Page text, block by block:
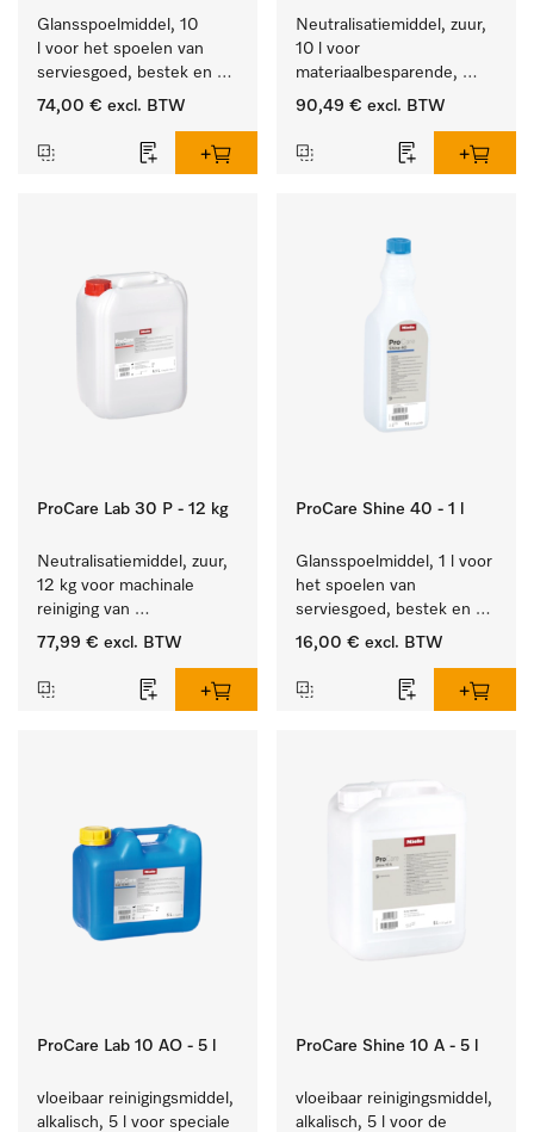
Glansspoelmiddel, 10
l voor het spoelen van
serviesgoed, bestek en
ideaal voor glazen.
74,00 € excl. BTW
Neutralisatiemiddel, zuur,
10 l voor
materiaalbesparende,
machinale reiniging van
gerei.
90,49 € excl. BTW
ProCare Lab 30 P - 12 kg
Neutralisatiemiddel, zuur,
12 kg voor machinale
reiniging van
laboratoriumglaswerk en -
77,99 € excl. BTW
ProCare Shine 40 - 1 l
Glansspoelmiddel, 1 l voor
het spoelen van
serviesgoed, bestek en
ideaal voor glazen.
16,00 € excl. BTW
ProCare Lab 10 AO - 5 l
vloeibaar reinigingsmiddel,
alkalisch, 5 l voor speciale
ProCare Shine 10 A - 5 l
vloeibaar reinigingsmiddel,
alkalisch, 5 l voor de